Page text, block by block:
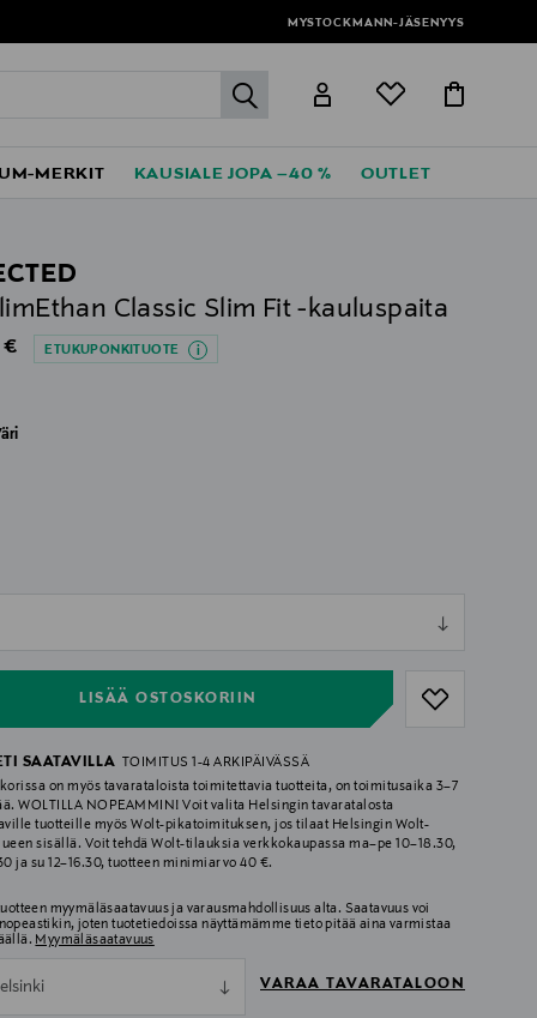
MYSTOCKMANN-JÄSENYYS
label.header.go
MERKIT KAUSIALE JOPA –40 % OUTLET
Classic Slim Fit -kauluspaita
Price
€ ETUKUPONKITUOTE
LISÄÄ OSTOSKORIIN
SAATAVILLA
TOIMITUS 1-4 ARKIPÄIVÄSSÄ
on myös tavarataloista toimitettavia tuotteita, on toimitusaika 3–7
WOLTILLA NOPEAMMIN! Voit valita Helsingin tavaratalosta
tuotteille myös Wolt-pikatoimituksen, jos tilaat Helsingin Wolt-
sisällä. Voit tehdä Wolt-tilauksia verkkokaupassa ma–pe 10–18.30,
ja su 12–16.30, tuotteen minimiarvo 40 €.
myymäläsaatavuus ja varausmahdollisuus alta. Saatavuus voi
joten tuotetiedoissa näyttämämme tieto pitää aina varmistaa
Myymäläsaatavuus
VARAA TAVARATALOON